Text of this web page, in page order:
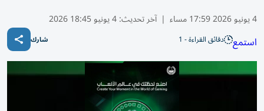
4 يونيو 2026 17:59 مساء | آخر تحديث:4 يونيو 18:45 2026
استمع دقائق القراءة - 1 شارك